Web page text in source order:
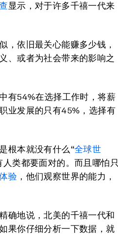
显示，对于许多千禧一代来
，依旧最关心能赚多少钱，
、或者为社会带来的影响之
有54%在选择工作时，将薪
业发展的只有45%，选择有
根本就没有什么“全球世
类都要面对的。而且哪怕只
验 ，他们观察世界的能力，
确地说，北美的千禧一代和
果你仔细分析一下数据，就